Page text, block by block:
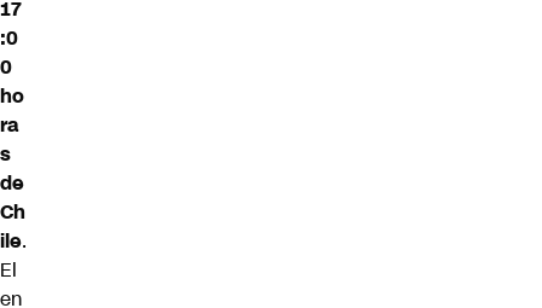
17
:0
0
ho
ra
s
de
Ch
ile.
El
en